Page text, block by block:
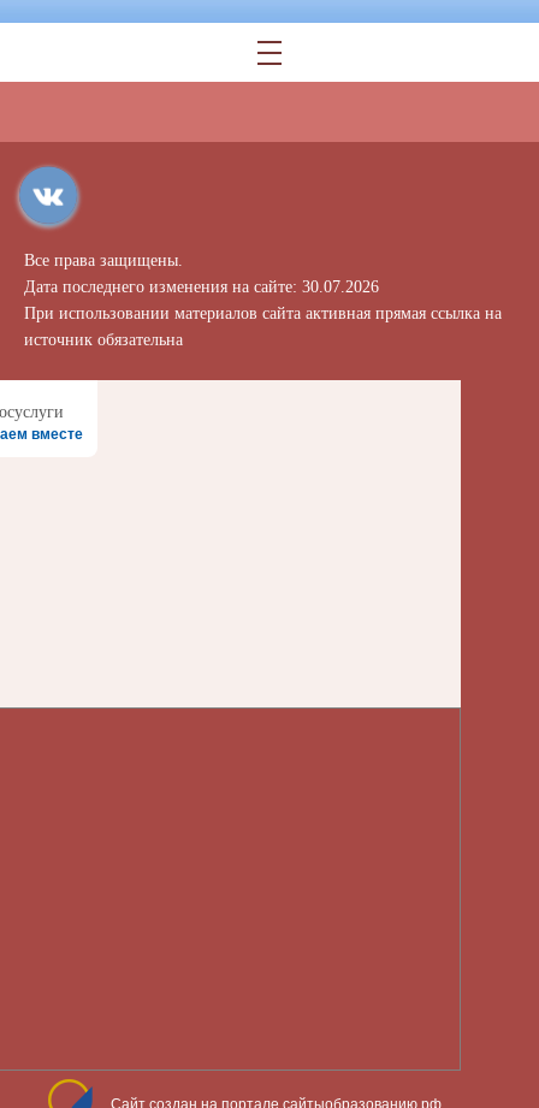
Все права защищены.
Дата последнего изменения на сайте: 30.07.2026
При использовании материалов сайта активная прямая ссылка на
источник обязательна
вместе
Сайт создан на портале сайтыобразованию.рф